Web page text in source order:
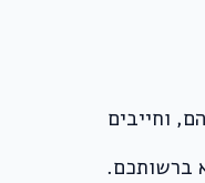
וחייבים
ברשותכם.